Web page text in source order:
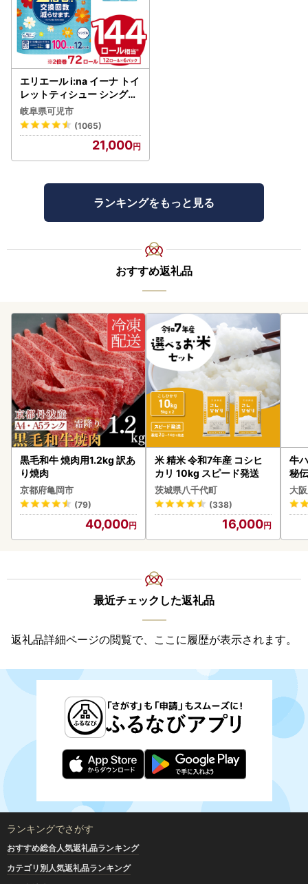
エリエール i:na イーナ トイ
レットティシュー シングル
100巻 12ロール×6P【009
5-005】トイレットペーパ
ー
岐阜県可児市
(1065)
21,000
ランキングをもっと見る
おすすめ返礼品
黒毛和牛 焼肉用1.2kg 訳あ
り焼肉
京都府亀岡市
(79)
40,000
米 精米 令和7年産 コシヒ
カリ 10kg スピード発送
茨城県八千代町
(338)
16,000
牛
秘
焼
大
最近チェックした返礼品
返礼品詳細ページの閲覧で、ここに履歴が表示されます。
ランキングでさがす
おすすめ総合人気返礼品ランキング
カテゴリ別人気返礼品ランキング